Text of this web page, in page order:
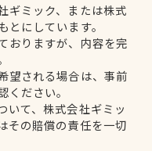
ギミック、または株式
にしています。
おりますが、内容を完
望される場合は、事前
ださい。
いて、株式会社ギミッ
その賠償の責任を一切